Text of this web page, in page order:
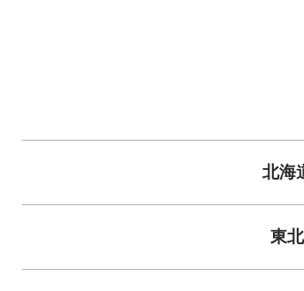
北海
東北